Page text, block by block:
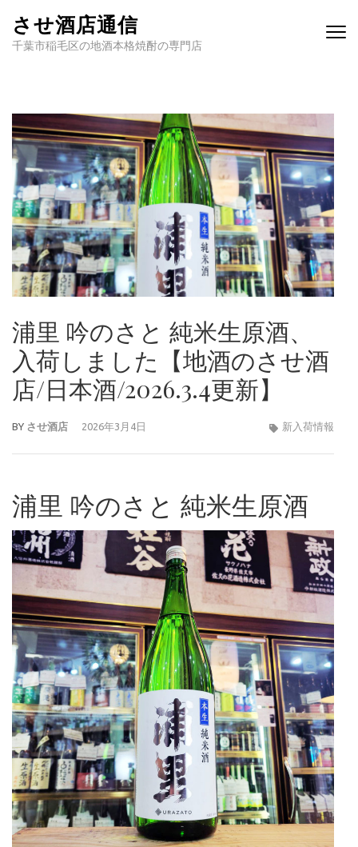
させ酒店通信
千葉市稲毛区の地酒本格焼酎の専門店
浦里 吟のさと 純米生原酒、
入荷しました【地酒のさせ酒
店/日本酒/2026.3.4更新】
BY させ酒店 2026年3月4日 新入荷情報
浦里 吟のさと 純米生原酒